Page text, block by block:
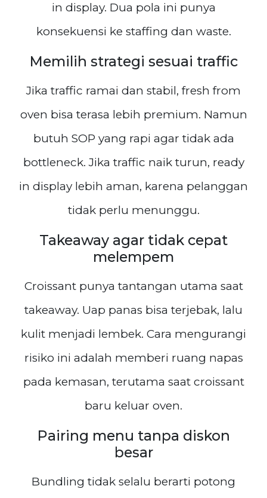
in display. Dua pola ini punya
konsekuensi ke staffing dan waste.
Memilih strategi sesuai traffic
Jika traffic ramai dan stabil, fresh from
oven bisa terasa lebih premium. Namun
butuh SOP yang rapi agar tidak ada
bottleneck. Jika traffic naik turun, ready
in display lebih aman, karena pelanggan
tidak perlu menunggu.
Takeaway agar tidak cepat
melempem
Croissant punya tantangan utama saat
takeaway. Uap panas bisa terjebak, lalu
kulit menjadi lembek. Cara mengurangi
risiko ini adalah memberi ruang napas
pada kemasan, terutama saat croissant
baru keluar oven.
Pairing menu tanpa diskon
besar
Bundling tidak selalu berarti potong